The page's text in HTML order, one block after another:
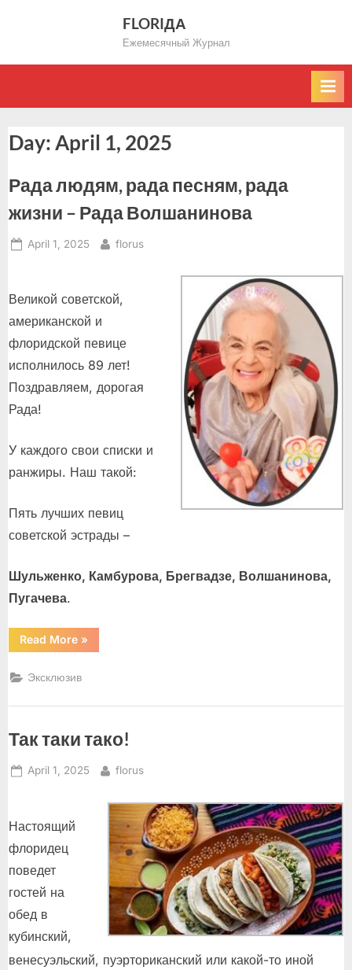
FLORIДА
Ежемесячный Журнал
Day:April 1, 2025
Рада людям, рада песням, рада
жизни – Рада Волшанинова
Posted
April 1, 2025 By
florus
Великой советской,
американской и
флоридской певице
исполнилось 89 лет!
Поздравляем, дорогая
Рада!
У каждого свои списки и
ранжиры. Наш такой:
Пять лучших певиц
советской эстрады –
Шульженко, Камбурова, Брегвадзе, Волшанинова,
Пугачева.
Read More“Рада
людям,
рада
–
»
Эксклюзив
Так таки тако!
Posted
April 1, 2025 By
florus
Настоящий
флоридец
поведет
гостей на
обед в
кубинский,
венесуэльский, пуэрториканский или какой-то иной